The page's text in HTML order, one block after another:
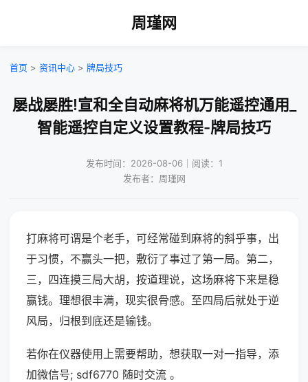
周瑾网
首页 > 资讯中心 > 牌局技巧
屡战屡胜!宣和全自动麻将机万能遥控通用_
智能遥控自定义设置教程-牌局技巧
发布时间：2026-08-06｜阅读：1
发布者：周瑾网
打麻将可谓是个老手，可经常碰到麻将的斜乎事，出
于习惯，不赢头一把，敷衍了事过了第一局。第二，
三，四连摸三局大胡，按道理说，这场麻将下来是稳
赢钱。理想很丰满，现实很骨感。至四局后就处于逆
风局，归根到底还是输钱。
若你在仪器使用上需要帮助，想获取一对一指导，添
加微信号; sdf6770 随时交流 。